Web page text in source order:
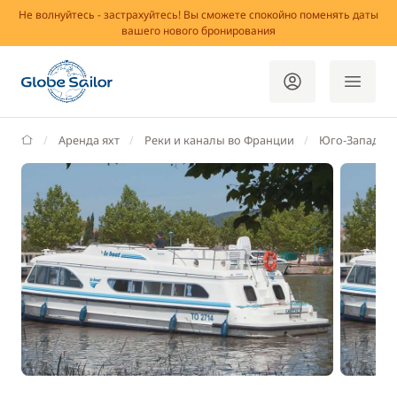
Не волнуйтесь - застрахуйтесь! Вы сможете спокойно поменять даты
вашего нового бронирования
GlobeSailor
Аренда яхт Реки и каналы во Франции Юго-Запад